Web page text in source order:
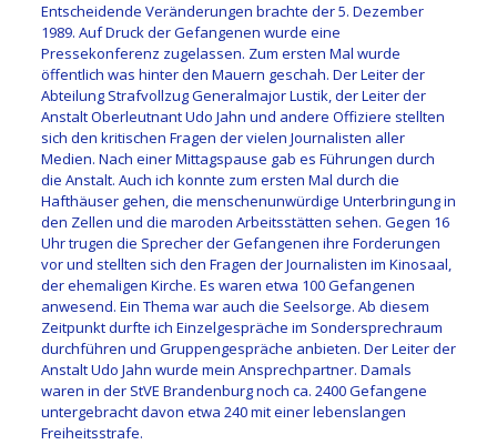
Entscheidende Veränderungen brachte der 5. Dezember
1989. Auf Druck der Gefangenen wurde eine
Pressekonferenz zugelassen. Zum ersten Mal wurde
öffentlich was hinter den Mauern geschah. Der Leiter der
Abteilung Strafvollzug Generalmajor Lustik, der Leiter der
Anstalt Oberleutnant Udo Jahn und andere Offiziere stellten
sich den kritischen Fragen der vielen Journalisten aller
Medien. Nach einer Mittagspause gab es Führungen durch
die Anstalt. Auch ich konnte zum ersten Mal durch die
Hafthäuser gehen, die menschenunwürdige Unterbringung in
den Zellen und die maroden Arbeitsstätten sehen. Gegen 16
Uhr trugen die Sprecher der Gefangenen ihre Forderungen
vor und stellten sich den Fragen der Journalisten im Kinosaal,
der ehemaligen Kirche. Es waren etwa 100 Gefangenen
anwesend. Ein Thema war auch die Seelsorge. Ab diesem
Zeitpunkt durfte ich Einzelgespräche im Sondersprechraum
durchführen und Gruppengespräche anbieten. Der Leiter der
Anstalt Udo Jahn wurde mein Ansprechpartner. Damals
waren in der StVE Brandenburg noch ca. 2400 Gefangene
untergebracht davon etwa 240 mit einer lebenslangen
Freiheitsstrafe.